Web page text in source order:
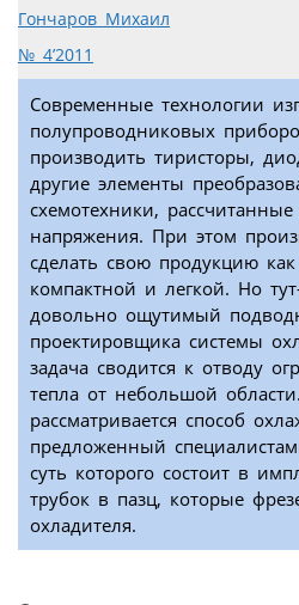
Гончаров Михаил
№ 4’2011
Современные технологии
полупроводниковых
производить тиристоры,
другие элементы
схемотехники,
напряжения. При этом
сделать свою продукцию
компактной и легкой. Но
довольно ощутимый
проектировщика системы
задача сводится к отводу
тепла от небольшой
рассматривается способ
предложенный
суть которого состоит в
трубок в пазц, которые
охладителя.